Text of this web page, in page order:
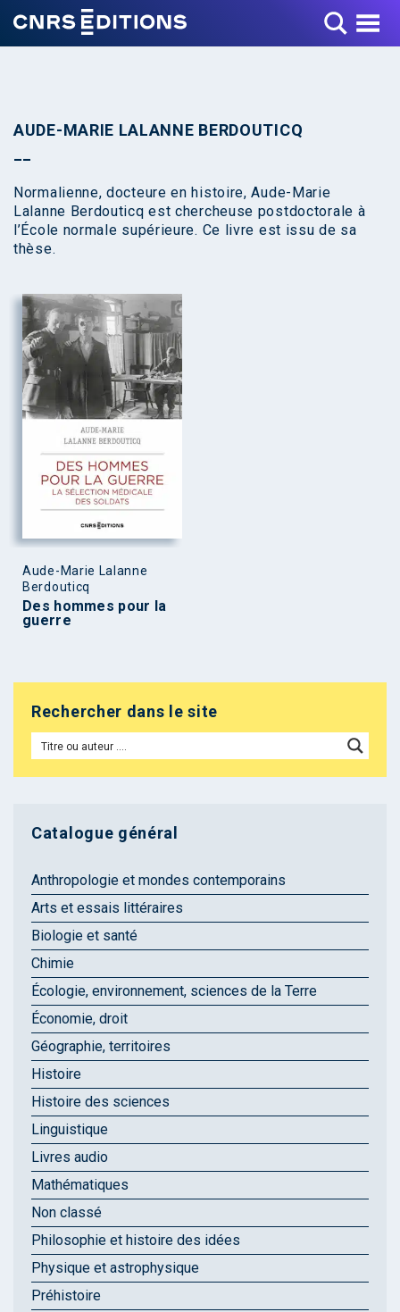
Toggle Menu
AUDE-MARIE LALANNE BERDOUTICQ
Normalienne, docteure en histoire, Aude-Marie
Lalanne Berdouticq est chercheuse postdoctorale à
l’École normale supérieure. Ce livre est issu de sa
thèse.
Aude-Marie Lalanne
Berdouticq
Des hommes pour la
guerre
Rechercher dans le site
Catalogue général
Anthropologie et mondes contemporains
Arts et essais littéraires
Biologie et santé
Chimie
Écologie, environnement, sciences de la Terre
Économie, droit
Géographie, territoires
Histoire
Histoire des sciences
Linguistique
Livres audio
Mathématiques
Non classé
Philosophie et histoire des idées
Physique et astrophysique
Préhistoire